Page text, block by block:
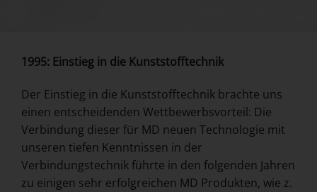
1995: Einstieg in die Kunststofftechnik
Der Einstieg in die Kunststofftechnik brachte uns
einen entscheidenden Wettbewerbsvorteil: Die
Verbindung dieser für MD neuen Technologie mit
unseren tiefen Kenntnissen in der
Verbindungstechnik führte in den folgenden Jahren
zu einigen sehr erfolgreichen MD Produkten, wie z.